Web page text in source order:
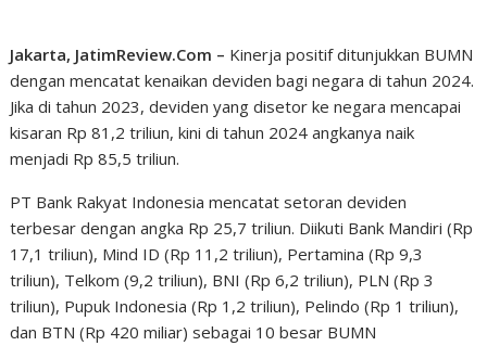
Jakarta, JatimReview.Com – Kinerja positif ditunjukkan BUMN
dengan mencatat kenaikan deviden bagi negara di tahun 2024.
Jika di tahun 2023, deviden yang disetor ke negara mencapai
kisaran Rp 81,2 triliun, kini di tahun 2024 angkanya naik
menjadi Rp 85,5 triliun.
PT Bank Rakyat Indonesia mencatat setoran deviden
terbesar dengan angka Rp 25,7 triliun. Diikuti Bank Mandiri (Rp
17,1 triliun), Mind ID (Rp 11,2 triliun), Pertamina (Rp 9,3
triliun), Telkom (9,2 triliun), BNI (Rp 6,2 triliun), PLN (Rp 3
triliun), Pupuk Indonesia (Rp 1,2 triliun), Pelindo (Rp 1 triliun),
dan BTN (Rp 420 miliar) sebagai 10 besar BUMN